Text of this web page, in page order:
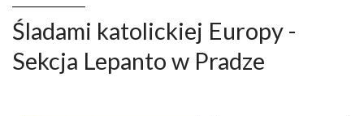
Śladami katolickiej Europy -
Sekcja Lepanto w Pradze